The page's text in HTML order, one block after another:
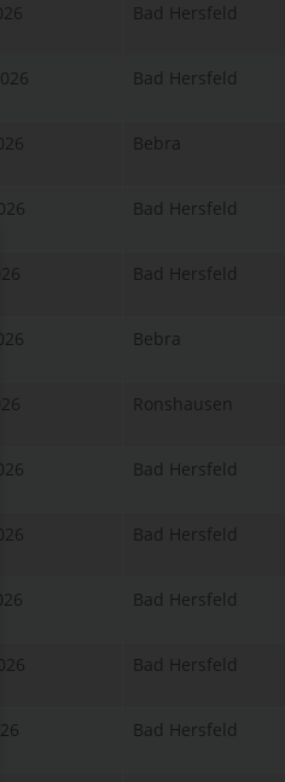
Bad Hersfeld
Bad Hersfeld
Bebra
Bad Hersfeld
Bad Hersfeld
Bebra
Ronshausen
Bad Hersfeld
Bad Hersfeld
Bad Hersfeld
Bad Hersfeld
Bad Hersfeld